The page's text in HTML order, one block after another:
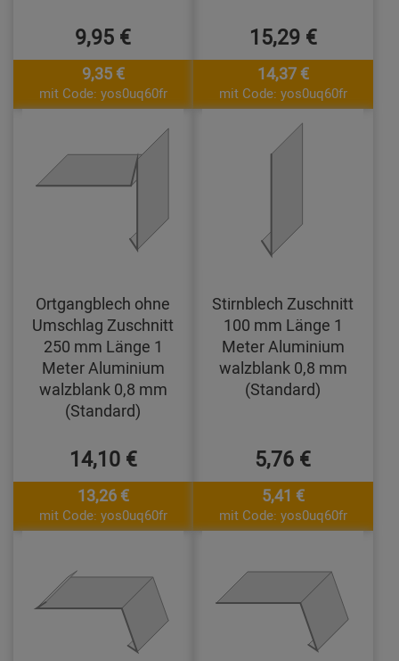
9,95 €
9,35 €
mit Code: yos0uq60fr
15,29 €
14,37 €
mit Code: yos0uq60fr
Ortgangblech ohne
Umschlag Zuschnitt
250 mm Länge 1
Meter Aluminium
walzblank 0,8 mm
(Standard)
14,10 €
13,26 €
mit Code: yos0uq60fr
Stirnblech Zuschnitt
100 mm Länge 1
Meter Aluminium
walzblank 0,8 mm
(Standard)
5,76 €
5,41 €
mit Code: yos0uq60fr